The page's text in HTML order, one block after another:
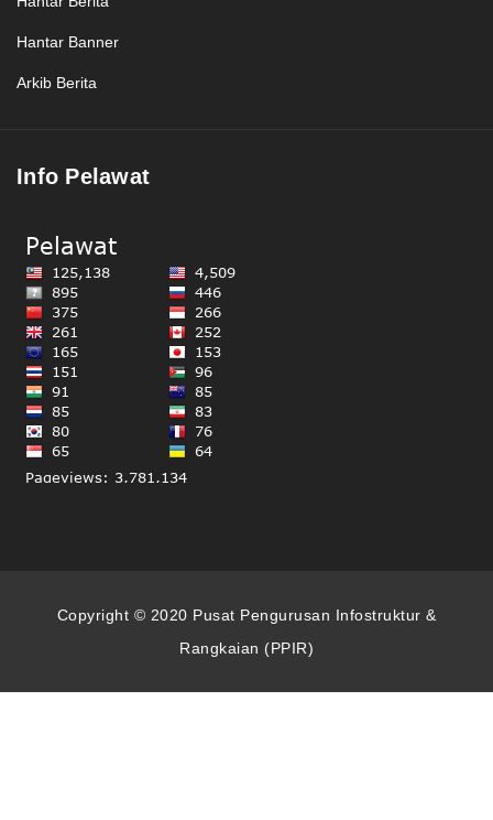
Hantar Banner
Arkib Berita
Info Pelawat
Copyright © 2020 Pusat Pengurusan Infostruktur &
Rangkaian (PPIR)